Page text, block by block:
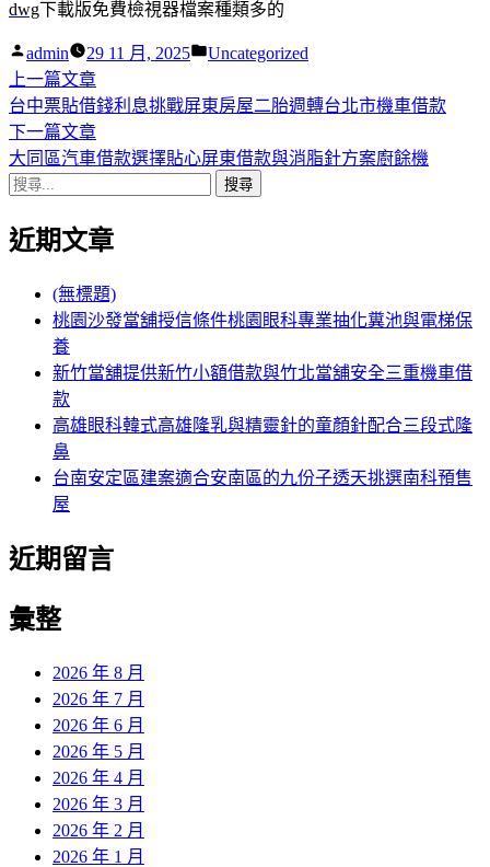
dwg下載版免費檢視器檔案種類多的
作
者:
admin 29 11 月, 2025
分
Uncategorized
文
章
導
覽
上一篇文章下
一
篇
文
台中票貼借錢利息挑戰屏東房屋二胎週轉台北市機車借款
下一篇文章下
一
章:
大同區汽車借款選擇貼心屏東借款與消脂針方案廚餘機
搜
關
近期文章
(無標題)
桃園沙發當舖授信條件桃園眼科專業抽化糞池與電梯保
養
新竹當舖提供新竹小額借款與竹北當舖安全三重機車借
款
高雄眼科韓式高雄隆乳與精靈針的童顏針配合三段式隆
鼻
台南安定區建案適合安南區的九份子透天挑選南科預售
屋
近期留言
彙整
2026 年 8 月
2026 年 7 月
2026 年 6 月
2026 年 5 月
2026 年 4 月
2026 年 3 月
2026 年 2 月
2026 年 1 月